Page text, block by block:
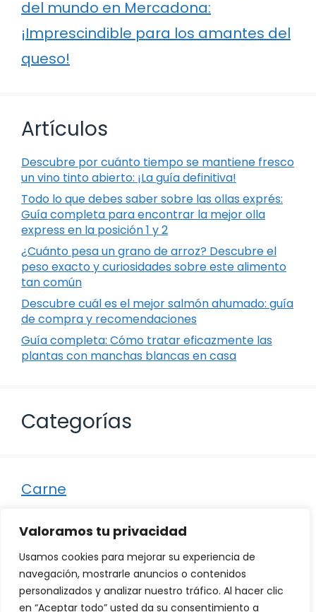
Valoramos tu privacidad
Usamos cookies para mejorar su experiencia de
navegación, mostrarle anuncios o contenidos
personalizados y analizar nuestro tráfico. Al hacer clic
en “Aceptar todo” usted da su consentimiento a
del mundo en Mercadona:
¡Imprescindible para los amantes del
queso!
Artículos
Descubre por cuánto tiempo se mantiene fresco
un vino tinto abierto: ¡La guía definitiva!
Todo lo que debes saber sobre las ollas exprés:
Guía completa para encontrar la mejor olla
express en la posición 1 y 2
¿Cuánto pesa un grano de arroz? Descubre el
peso exacto y curiosidades sobre este alimento
tan común
Descubre cuál es el mejor salmón ahumado: guía
de compra y recomendaciones
Guía completa: Cómo tratar eficazmente las
plantas con manchas blancas en casa
Categorías
Carne
Marisco
Otro
Pescado